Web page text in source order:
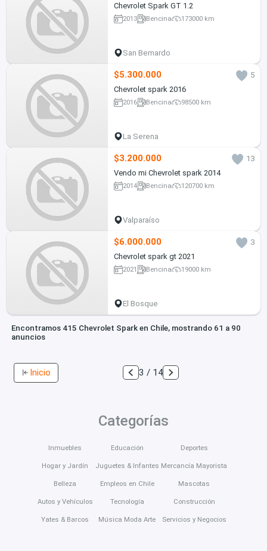
Chevrolet Spark GT 1.2
2013 Bencina 173000 km
San Bernardo
$5.300.000
5
Chevrolet spark 2016
2016 Bencina 98500 km
La Serena
$3.200.000
13
Vendo mi Chevrolet spark 2014
2014 Bencina 120700 km
Valparaíso
$6.000.000
3
Chevrolet spark gt 2021
2021 Bencina 19000 km
El Bosque
Encontramos 415 Chevrolet Spark en Chile, mostrando 61 a 90
anuncios
Inicio 3 / 14
Categorías
Inmuebles
Hogar y Jardín
Belleza
Autos y Vehículos
Yates & Barcos
Educación
Juguetes & Infantes
Empleos en Chile
Tecnología
Música Moda Arte
Deportes
Mercancía Mayorista
Mascotas
Construcción
Servicios y Negocios